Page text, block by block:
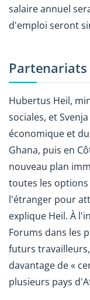
salaire annuel
d'emploi seront
Partenariats
Hubertus Heil,
sociales, et
économique et
Ghana, puis en
nouveau plan
toutes les
l'étranger pour
explique Heil. À
Forums dans les
futurs
davantage de «
plusieurs pays